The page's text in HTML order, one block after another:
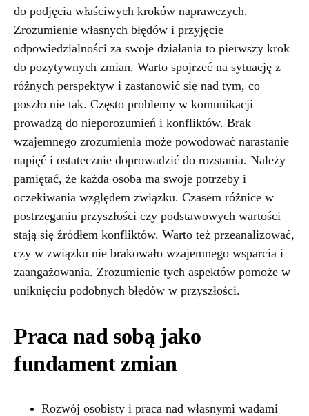
do podjęcia właściwych kroków naprawczych.
Zrozumienie własnych błędów i przyjęcie
odpowiedzialności za swoje działania to pierwszy krok
do pozytywnych zmian. Warto spojrzeć na sytuację z
różnych perspektyw i zastanowić się nad tym, co
poszło nie tak. Często problemy w komunikacji
prowadzą do nieporozumień i konfliktów. Brak
wzajemnego zrozumienia może powodować narastanie
napięć i ostatecznie doprowadzić do rozstania. Należy
pamiętać, że każda osoba ma swoje potrzeby i
oczekiwania względem związku. Czasem różnice w
postrzeganiu przyszłości czy podstawowych wartości
stają się źródłem konfliktów. Warto też przeanalizować,
czy w związku nie brakowało wzajemnego wsparcia i
zaangażowania. Zrozumienie tych aspektów pomoże w
uniknięciu podobnych błędów w przyszłości.
Praca nad sobą jako
fundament zmian
Rozwój osobisty i praca nad własnymi wadami